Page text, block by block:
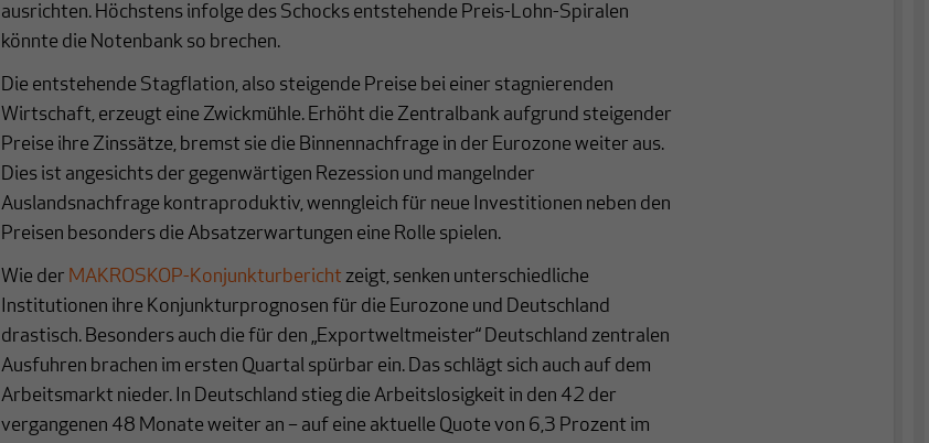
ausrichten. Höchstens infolge des Schocks entstehende Preis-Lohn-Spiralen
könnte die Notenbank so brechen.
Die entstehende Stagflation, also steigende Preise bei einer stagnierenden
Wirtschaft, erzeugt eine Zwickmühle. Erhöht die Zentralbank aufgrund steigender
Preise ihre Zinssätze, bremst sie die Binnennachfrage in der Eurozone weiter aus.
Dies ist angesichts der gegenwärtigen Rezession und mangelnder
Auslandsnachfrage kontraproduktiv, wenngleich für neue Investitionen neben den
Preisen besonders die Absatzerwartungen eine Rolle spielen.
Wie der MAKROSKOP-Konjunkturbericht zeigt, senken unterschiedliche
Institutionen ihre Konjunkturprognosen für die Eurozone und Deutschland
drastisch. Besonders auch die für den „Exportweltmeister“ Deutschland zentralen
Ausfuhren brachen im ersten Quartal spürbar ein. Das schlägt sich auch auf dem
Arbeitsmarkt nieder. In Deutschland stieg die Arbeitslosigkeit in den 42 der
vergangenen 48 Monate weiter an – auf eine aktuelle Quote von 6,3 Prozent im